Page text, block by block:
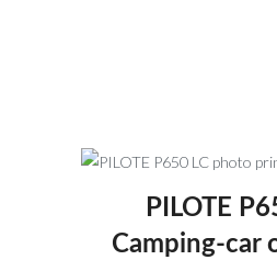
PILOTE
Camping-car